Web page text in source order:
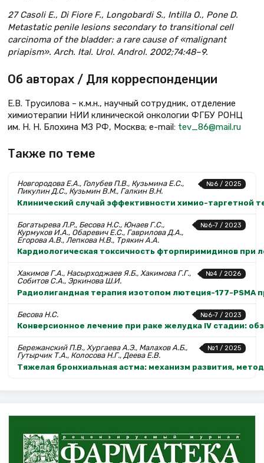
27 Casoli E., Di Fiore F., Longobardi S., Intilla O., Pone D.
Metastatic penile lesions secondary to transitional cell
carcinoma of the bladder: a rare cause of «malignant
priapism». Arch. Ital. Urol. Androl. 2002;74:48–9.
Об авторах / Для корреспонденции
Е.В. Трусилова – к.м.н., научный сотрудник, отделение
химиотерапии НИИ клинической онкологии ФГБУ РОНЦ
им. Н. Н. Блохина МЗ РФ, Москва; e-mail: tev_86@mail.ru
Также по теме
№6 / 2025
Новгородова Е.А., Голубев П.В., Кузьмина Е.С.,
Пикулин Д.С., Кузьмин В.М., Галкин В.Н.
Клинический случай эффективности химио-таргетной
№6-7 / 2023
Богатырева Л.Р., Бесова Н.С., Юнаев Г.С.,
Курмуков И.А., Обаревич Е.С., Гаврилова Д.А.,
Егорова А.В., Лепкова Н.В., Трякин А.А.
Кардиологическая токсичность фторпиримидинов
№4 / 2026
Хакимов Г.А., Насырходжаев Я.Б., Хакимова Г.Г.,
Собитов С.А., Эркинова Ш.И.
Радиолигандная терапия изотопом лютеция-177-
№6-7 / 2023
Бесова Н.С.
Конверсионное лечение при раке желудка IV стадии:
№1 / 2025
Бережанский П.В., Хургаева А.Э., Малахов А.Б.,
Гутырчик Т.А., Колосова Н.Г., Деева Е.В.
Тяжелая бронхиальная астма: механизм развития,